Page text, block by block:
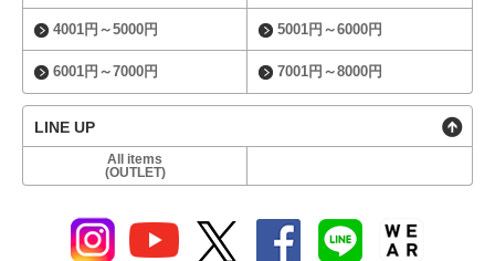
4001円～5000円 5001円～6000円
6001円～7000円 7001円～8000円
LINE UP
All items
(OUTLET)